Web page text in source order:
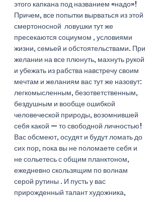
этого капкана под названием «надо»!
Причем, все попытки вырваться из этой
смертоносной  ловушки тут же
пресекаются социумом , условиями
жизни, семьей и обстоятельствами. При
желании на все плюнуть, махнуть рукой
и убежать из рабства навстречу своим
мечтам и желаниям вас тут же назовут:
легкомысленным, безответственным,
бездушным и вообще ошибкой
человеческой природы, возомнившей
себя какой — то свободной личностью!
Вас обсмеют, осудят и будут ломать до
сих пор, пока вы не поломаете себя и
не сольетесь с общим планктоном,
ежедневно скользящим по волнам
серой рутины . И пусть у вас
прирожденный талант художника,